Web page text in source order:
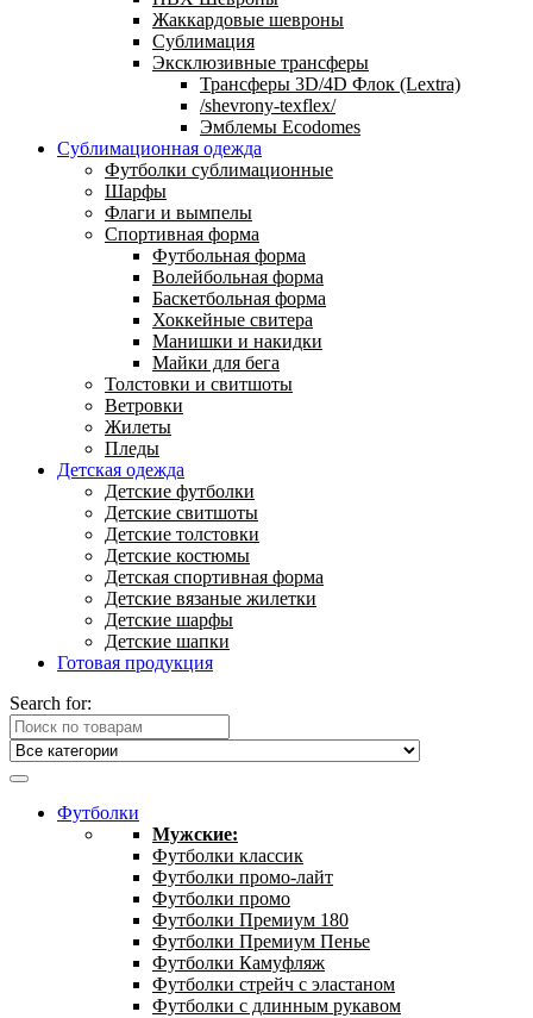
Жаккардовые шевроны
Сублимация
Эксклюзивные трансферы
Трансферы 3D/4D Флок (Lextra)
/shevrony-texflex/
Эмблемы Ecodomes
Сублимационная одежда
Футболки сублимационные
Шарфы
Флаги и вымпелы
Спортивная форма
Футбольная форма
Волейбольная форма
Баскетбольная форма
Хоккейные свитера
Манишки и накидки
Майки для бега
Толстовки и свитшоты
Ветровки
Жилеты
Пледы
Детская одежда
Детские футболки
Детские свитшоты
Детские толстовки
Детские костюмы
Детская спортивная форма
Детские вязаные жилетки
Детские шарфы
Детские шапки
Готовая продукция
Search for:
Футболки
Мужские:
Футболки классик
Футболки промо-лайт
Футболки промо
Футболки Премиум 180
Футболки Премиум Пенье
Футболки Камуфляж
Футболки стрейч с эластаном
Футболки с длинным рукавом